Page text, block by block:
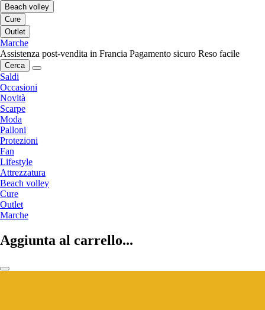
Beach volley
Cure
Outlet
Marche
Assistenza post-vendita in Francia Pagamento sicuro Reso facile
Cerca
Saldi
Occasioni
Novità
Scarpe
Moda
Palloni
Protezioni
Fan
Lifestyle
Attrezzatura
Beach volley
Cure
Outlet
Marche
Aggiunta al carrello...